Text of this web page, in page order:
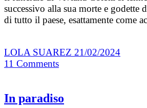
successivo alla sua morte e godette
di tutto il paese, esattamente come
LOLA SUAREZ 21/02/2024
11 Comments
In paradiso